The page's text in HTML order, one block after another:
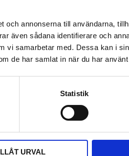
och annonserna till användarna,
även sådana identifierare och
vi samarbetar med. Dessa kan i
de har samlat in när du har
Statistik
URVAL
INFORMATION
Mina sidor